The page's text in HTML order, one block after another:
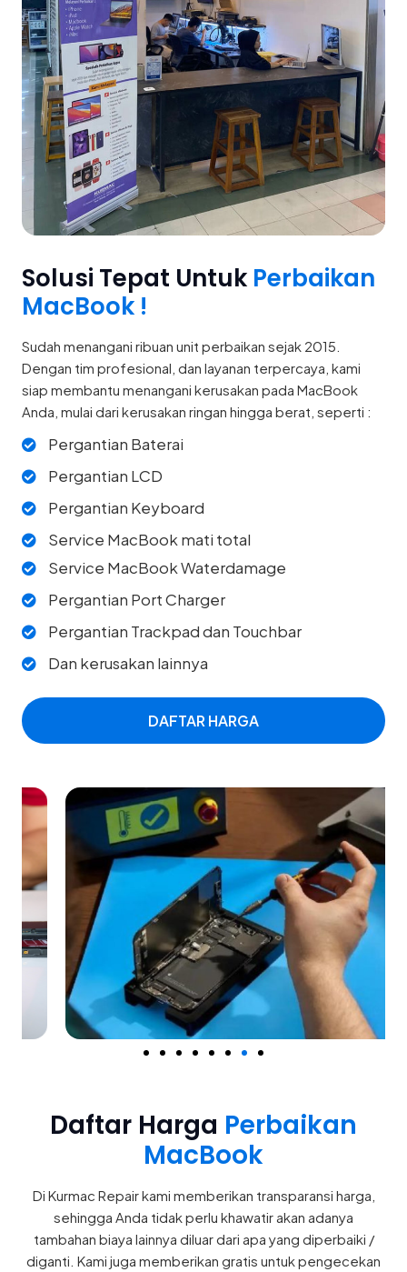
Solusi Tepat Untuk Perbaikan
MacBook !
Sudah menangani ribuan unit perbaikan sejak 2015.
Dengan tim profesional, dan layanan terpercaya, kami
siap membantu menangani kerusakan pada MacBook
Anda, mulai dari kerusakan ringan hingga berat, seperti :
Pergantian Baterai
Pergantian LCD
Pergantian Keyboard
Service MacBook mati total
Service MacBook Waterdamage
Pergantian Port Charger
Pergantian Trackpad dan Touchbar
Dan kerusakan lainnya
DAFTAR HARGA
Daftar Harga Perbaikan
MacBook
Di Kurmac Repair kami memberikan transparansi harga,
sehingga Anda tidak perlu khawatir akan adanya
tambahan biaya lainnya diluar dari apa yang diperbaiki /
diganti. Kami juga memberikan gratis untuk pengecekan